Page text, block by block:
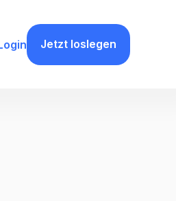
Jetzt loslegen